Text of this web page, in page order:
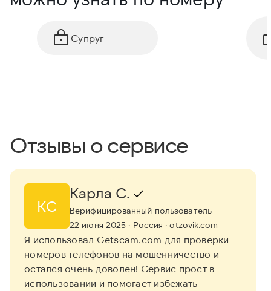
Супруг
Отзывы о сервисе
КС
Карла С.
Верифицированный пользователь
22 июня 2025 · Россия · otzovik.com
Я использовал Getscam.com для проверки
номеров телефонов на мошенничество и
остался очень доволен! Сервис прост в
использовании и помогает избежать